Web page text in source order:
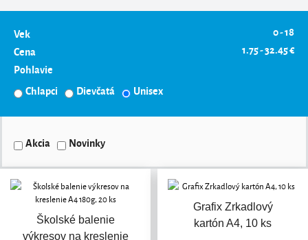
Vek
0 - 18
Cena
1.75 - 32.45 €
Pohlavie
Chlapci
Dievčatá Unisex
Akcia Novinky
Školské balenie
výkresov na kreslenie
Grafix Zrkadlový
kartón A4, 10 ks